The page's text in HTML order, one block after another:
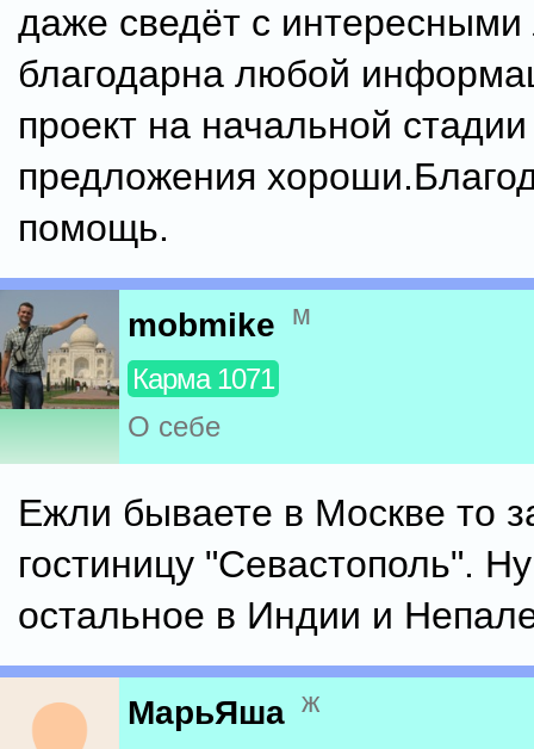
даже сведёт с
благодарна любой
проект на начальной
предложения
помощь.
mobmike м
Карма 1071
О себе
Ежли бываете в Москве то
гостиницу "Севастополь".
остальное в Индии и
МарьЯша ж